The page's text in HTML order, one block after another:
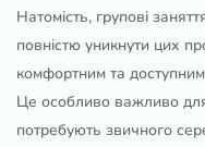
Натомість, групові
повністю уникнути цих
комфортним та
Це особливо важливо
потребують звичного